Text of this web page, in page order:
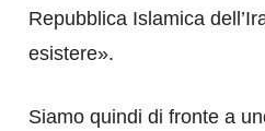
Repubblica Islamica
esistere».
Siamo quindi di fronte a